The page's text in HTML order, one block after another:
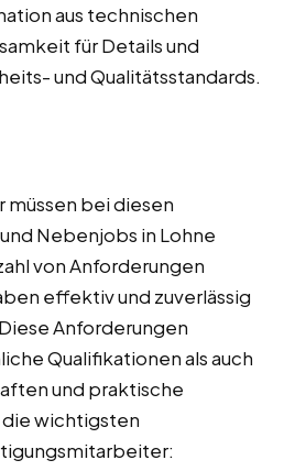
aus technischen
für Details und
und Qualitätsstandards.
bei diesen
Nebenjobs in Lohne
von Anforderungen
effektiv und zuverlässig
Anforderungen
Qualifikationen als auch
und praktische
die wichtigsten